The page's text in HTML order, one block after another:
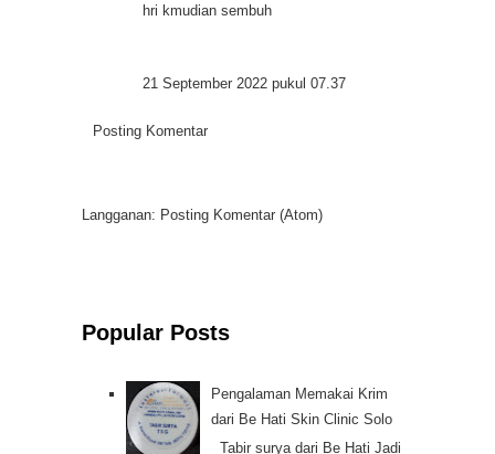
hri kmudian sembuh
21 September 2022 pukul 07.37
Posting Komentar
Langganan: Posting Komentar (Atom)
Popular Posts
Pengalaman Memakai Krim
dari Be Hati Skin Clinic Solo
Tabir surya dari Be Hati Jadi